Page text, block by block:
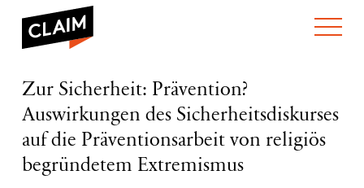
WIE WIR ARBEITEN
TEAM
WAS WIR TUN
AKTUELLES
Prävention?
Auswirkungen
Sicherheitsdiskurses
Zur Sicherheit: Prävention?
Auswirkungen des Sicherheitsdiskurses
auf die Präventionsarbeit von religiös
begründetem Extremismus